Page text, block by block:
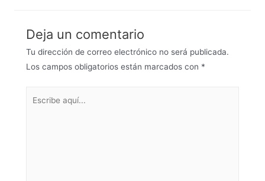
Deja un comentario
Tu dirección de correo electrónico no será publicada.
Los campos obligatorios están marcados con *